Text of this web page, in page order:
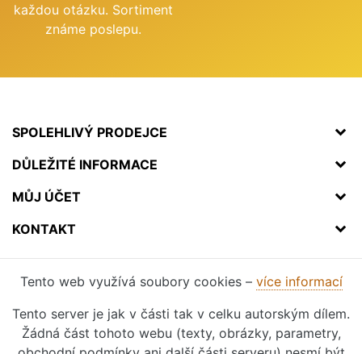
každou otázku. Sortiment
známe poslepu.
SPOLEHLIVÝ PRODEJCE
DŮLEŽITÉ INFORMACE
MŮJ ÚČET
KONTAKT
Tento web využívá soubory cookies – více informací
Tento server je jak v části tak v celku autorským dílem.
Žádná část tohoto webu (texty, obrázky, parametry,